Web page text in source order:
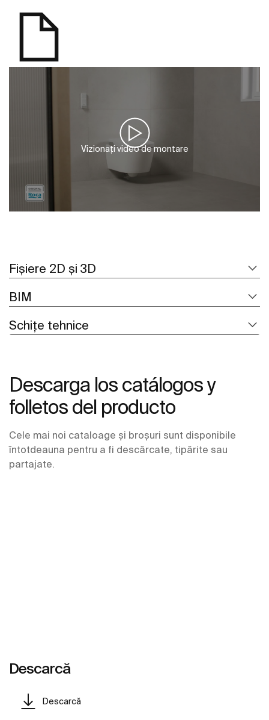
Vizionați video de montare
Fișiere 2D și 3D
BIM
Schițe tehnice
Descarga los catálogos y
folletos del producto
Cele mai noi cataloage și broșuri sunt disponibile
întotdeauna pentru a fi descărcate, tipărite sau
partajate.
Descarcă
Descarcă